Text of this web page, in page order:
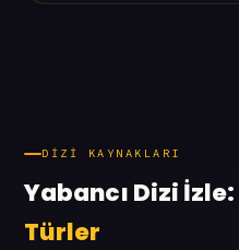
DIZI KAYNAKLARI
Yabancı Dizi İzle:
Türler